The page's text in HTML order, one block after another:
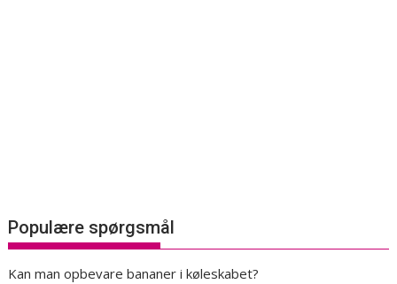
Populære spørgsmål
Kan man opbevare bananer i køleskabet?